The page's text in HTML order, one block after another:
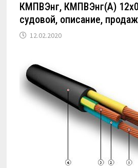
КМПВЭнг, КМПВЭнг(А)
судовой, описание,
12.02.2020